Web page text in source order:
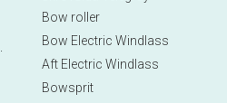
Bow roller
Bow Electric Windlass
Aft Electric Windlass
Bowsprit